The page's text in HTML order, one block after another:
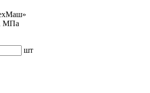
МПа
шт